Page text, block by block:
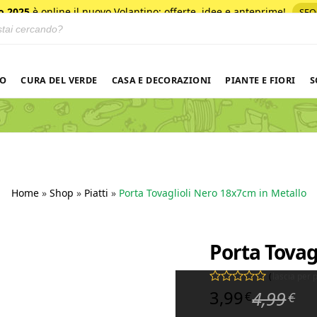
2025è online il nuovo Volantino: offerte, idee e anteprime!
prodotti
CURA DEL VERDE CASA E DECORAZIONI PIANTE E FIORI
Home» Shop » Piatti » Porta Tovaglioli Nero 18x7cm in Metallo
Porta
Valutato0 su 5
(
4,99€Il
3,99 € Il